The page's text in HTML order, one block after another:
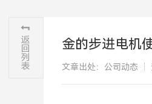
金的步进电机
文章出处：公司动态